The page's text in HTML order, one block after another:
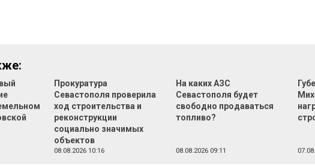
Прокуратура
Севастополя проверила
ход строительства и
реконструкции
социально значимых
объектов
08.08.2026 10:16
На каких АЗС
Севастополя будет
свободно продаваться
топливо?
08.08.2026 09:11